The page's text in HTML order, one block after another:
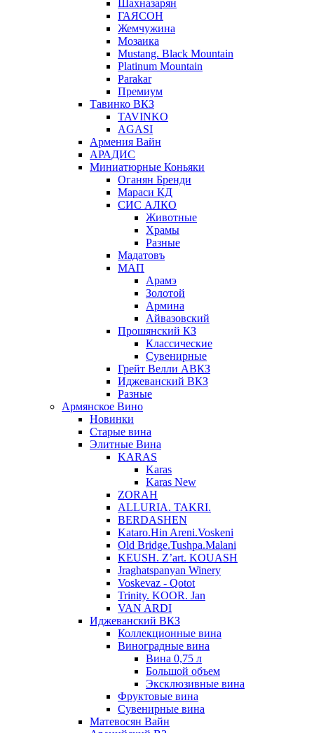
Шахназарян
ГАЯСОН
Жемчужина
Мозаика
Mustang. Black Mountain
Platinum Mountain
Parakar
Премиум
Тавинко ВКЗ
TAVINKO
AGASI
Армения Вайн
АРАДИС
Миниатюрные Коньяки
Оганян Бренди
Мараси КД
СИС АЛКО
Животные
Храмы
Разные
Мадатовъ
МАП
Арамэ
Золотой
Армина
Айвазовский
Прошянский КЗ
Классические
Сувенирные
Грейт Велли АВКЗ
Иджеванский ВКЗ
Разные
Армянское Вино
Новинки
Старые вина
Элитные Вина
KARAS
Karas
Karas New
ZORAH
ALLURIA. TAKRI.
BERDASHEN
Kataro.Hin Areni.Voskeni
Old Bridge.Tushpa.Malani
KEUSH. Z’art. KOUASH
Jraghatspanyan Winery
Voskevaz - Qotot
Trinity. KOOR. Jan
VAN ARDI
Иджеванский ВКЗ
Коллекционные вина
Виноградные вина
Вина 0,75 л
Большой объем
Эксклюзивные вина
Фруктовые вина
Cувенирные вина
Матевосян Вайн